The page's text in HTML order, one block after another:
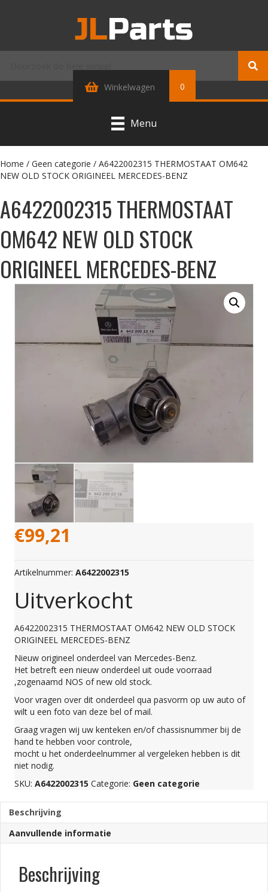
Winkelwagen 0
Menu
Home / Geen categorie / A6422002315 THERMOSTAAT OM642
NEW OLD STOCK ORIGINEEL MERCEDES-BENZ
A6422002315 THERMOSTAAT
OM642 NEW OLD STOCK
ORIGINEEL MERCEDES-BENZ
€99,21
Artikelnummer: A6422002315
Uitverkocht
A6422002315 THERMOSTAAT OM642 NEW OLD STOCK
ORIGINEEL MERCEDES-BENZ
Nieuw origineel onderdeel van Mercedes-Benz.
Het betreft een nieuw onderdeel uit oude voorraad
,zogenaamd NOS of new old stock.
Voor vragen over dit onderdeel qua pasvorm op uw auto of
wilt u een foto van deze bel of mail.
Graag vragen wij uw kenteken en/of chassisnummer bij de
hand te hebben voor controle,
mocht u het onderdeelnummer al vergeleken hebben is dit
niet nodig.
SKU: A6422002315 Categorie: Geen categorie
Beschrijving
Aanvullende informatie
Beschrijving